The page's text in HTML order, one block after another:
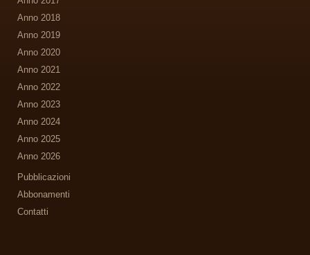
Anno 2018
Anno 2019
Anno 2020
Anno 2021
Anno 2022
Anno 2023
Anno 2024
Anno 2025
Anno 2026
Pubblicazioni
Abbonamenti
Contatti